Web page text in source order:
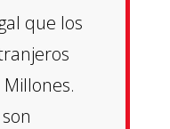
que los